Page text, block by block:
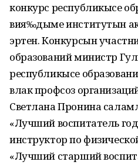
конкурс республикысе
вия‰дыме институтын
эртен. Конкурсын
образований министр
республикысе
влак профсоз
Светлана Пронина
«Лучший воспитатель
инструктор по
«Лучший старший